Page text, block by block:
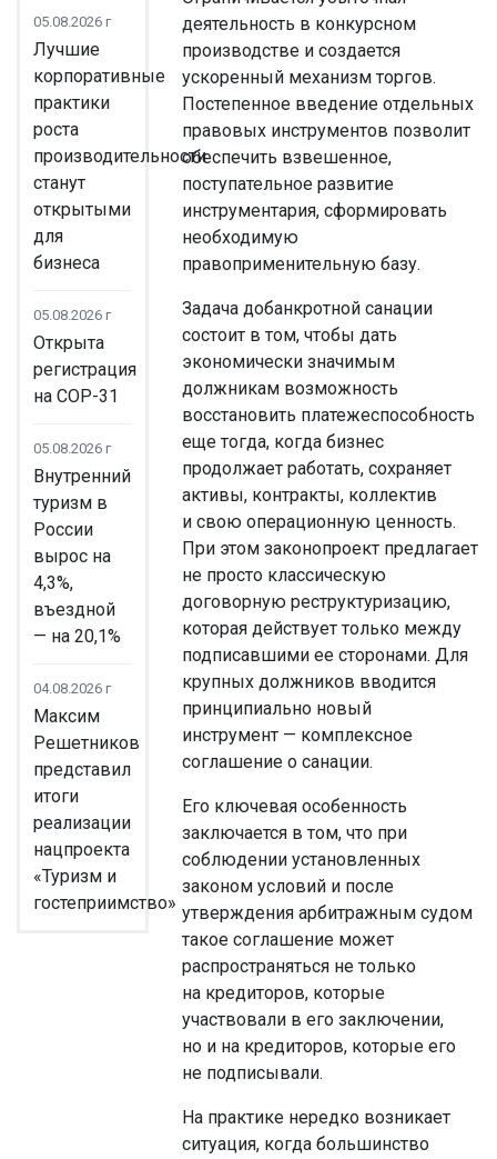
05.08.2026 г
Лучшие
корпоративные
практики
роста
производительности
станут
открытыми
для
бизнеса
05.08.2026 г
Открыта
регистрация
на COP-31
05.08.2026 г
Внутренний
туризм в
России
вырос на
4,3%,
въездной
— на 20,1%
04.08.2026 г
Максим
Решетников
представил
итоги
реализации
нацпроекта
«Туризм и
гостеприимство»
деятельность в конкурсном
производстве и создается
ускоренный механизм торгов.
Постепенное введение отдельных
правовых инструментов позволит
обеспечить взвешенное,
поступательное развитие
инструментария, сформировать
необходимую
правоприменительную базу.
Задача добанкротной санации
состоит в том, чтобы дать
экономически значимым
должникам возможность
восстановить платежеспособность
еще тогда, когда бизнес
продолжает работать, сохраняет
активы, контракты, коллектив
и свою операционную ценность.
При этом законопроект предлагает
не просто классическую
договорную реструктуризацию,
которая действует только между
подписавшими ее сторонами. Для
крупных должников вводится
принципиально новый
инструмент — комплексное
соглашение о санации.
Его ключевая особенность
заключается в том, что при
соблюдении установленных
законом условий и после
утверждения арбитражным судом
такое соглашение может
распространяться не только
на кредиторов, которые
участвовали в его заключении,
но и на кредиторов, которые его
не подписывали.
На практике нередко возникает
ситуация, когда большинство